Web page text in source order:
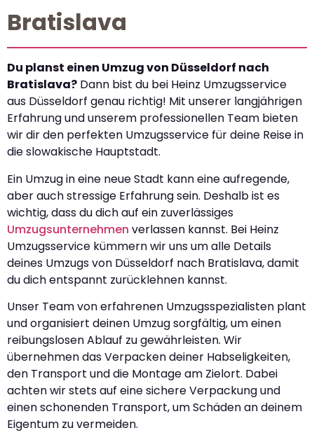
Bratislava
Du planst einen Umzug von Düsseldorf nach
Bratislava? Dann bist du bei Heinz Umzugsservice
aus Düsseldorf genau richtig! Mit unserer langjährigen
Erfahrung und unserem professionellen Team bieten
wir dir den perfekten Umzugsservice für deine Reise in
die slowakische Hauptstadt.
Ein Umzug in eine neue Stadt kann eine aufregende,
aber auch stressige Erfahrung sein. Deshalb ist es
wichtig, dass du dich auf ein zuverlässiges
Umzugsunternehmen verlassen kannst. Bei Heinz
Umzugsservice kümmern wir uns um alle Details
deines Umzugs von Düsseldorf nach Bratislava, damit
du dich entspannt zurücklehnen kannst.
Unser Team von erfahrenen Umzugsspezialisten plant
und organisiert deinen Umzug sorgfältig, um einen
reibungslosen Ablauf zu gewährleisten. Wir
übernehmen das Verpacken deiner Habseligkeiten,
den Transport und die Montage am Zielort. Dabei
achten wir stets auf eine sichere Verpackung und
einen schonenden Transport, um Schäden an deinem
Eigentum zu vermeiden.